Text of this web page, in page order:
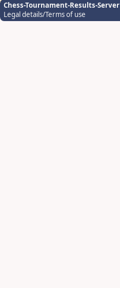
Chess-Tournament-Results-Server
Legal details/Terms of use